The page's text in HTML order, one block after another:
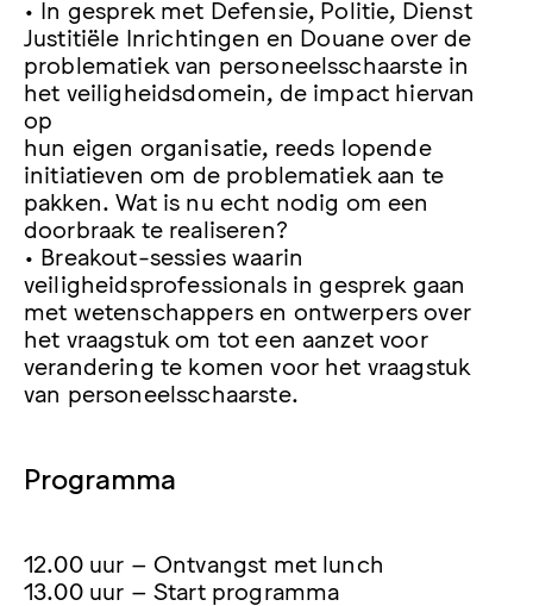
• In gesprek met Defensie, Politie, Dienst
Justitiële Inrichtingen en Douane over de
problematiek van personeelsschaarste in
het veiligheidsdomein, de impact hiervan
op
hun eigen organisatie, reeds lopende
initiatieven om de problematiek aan te
pakken. Wat is nu echt nodig om een
doorbraak te realiseren?
• Breakout-sessies waarin
veiligheidsprofessionals in gesprek gaan
met wetenschappers en ontwerpers over
het vraagstuk om tot een aanzet voor
verandering te komen voor het vraagstuk
van personeelsschaarste.
Programma
12.00 uur – Ontvangst met lunch
13.00 uur – Start programma